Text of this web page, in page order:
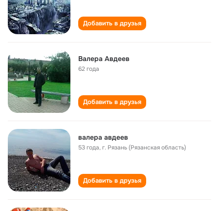
Добавить в друзья
Валера Авдеев
62 года
Добавить в друзья
валера авдеев
53 года,г. Рязань (Рязанская область)
Добавить в друзья